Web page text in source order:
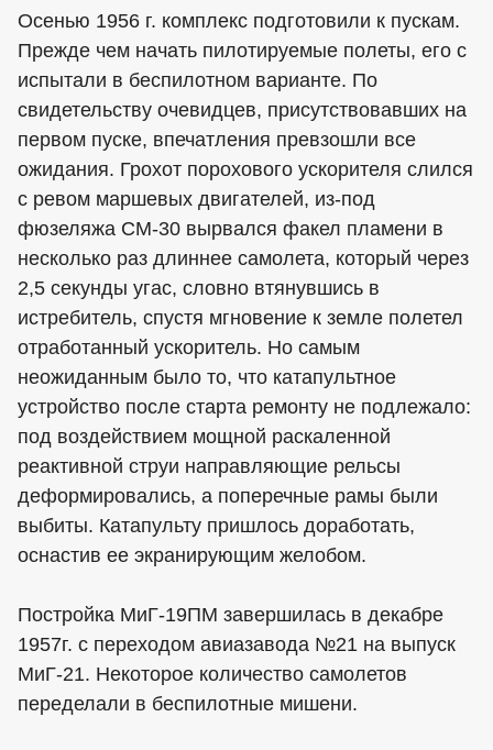
Осенью 1956 г. комплекс подготовили к пускам.
Прежде чем начать пилотируемые полеты, его с
испытали в беспилотном варианте. По
свидетельству очевидцев, присутствовавших на
первом пуске, впечатления превзошли все
ожидания. Грохот порохового ускорителя слился
с ревом маршевых двигателей, из-под
фюзеляжа СМ-30 вырвался факел пламени в
несколько раз длиннее самолета, который через
2,5 секунды угас, словно втянувшись в
истребитель, спустя мгновение к земле полетел
отработанный ускоритель. Но самым
неожиданным было то, что катапультное
устройство после старта ремонту не подлежало:
под воздействием мощной раскаленной
реактивной струи направляющие рельсы
деформировались, а поперечные рамы были
выбиты. Катапульту пришлось доработать,
оснастив ее экранирующим желобом.
Постройка МиГ-19ПМ завершилась в декабре
1957г. с переходом авиазавода №21 на выпуск
МиГ-21. Некоторое количество самолетов
переделали в беспилотные мишени.